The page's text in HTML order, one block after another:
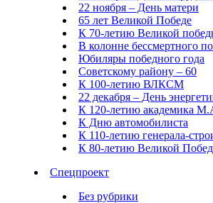
22 ноября – День матери
65 лет Великой Победе
К 70-летию Великой
В колонне бессмертного
Юбиляры победного года
Советскому району – 60
К 100-летию ВЛКСМ
22 декабря – День
К 120-летию академика
К Дню автомобилиста
К 110-летию генерала-
К 80-летию Великой
Спецпроект
Без рубрики